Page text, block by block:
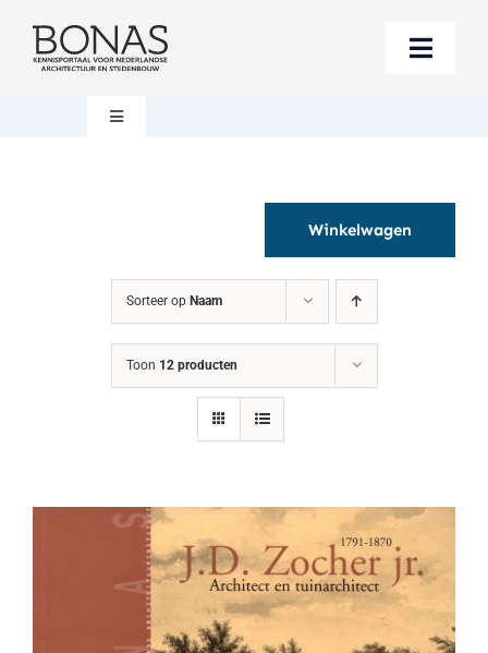
naar
Toggle
Berichten
Steun BONAS
Toggle
Winkelwagen
Sorteer op Naam
Toon 12 producten